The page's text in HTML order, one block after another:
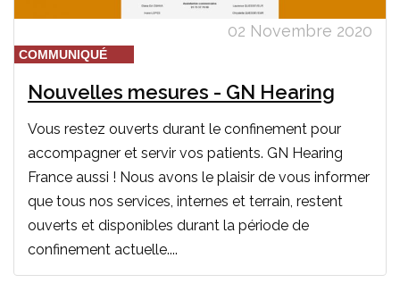
02 Novembre 2020
COMMUNIQUÉ
Nouvelles mesures - GN Hearing
Vous restez ouverts durant le confinement pour
accompagner et servir vos patients. GN Hearing
France aussi ! Nous avons le plaisir de vous informer
que tous nos services, internes et terrain, restent
ouverts et disponibles durant la période de
confinement actuelle....